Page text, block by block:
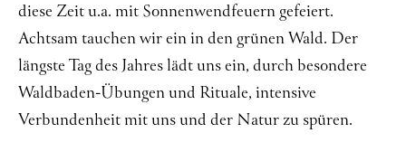
diese Zeit u.a. mit Sonnenwendfeuern gefeiert.
Achtsam tauchen wir ein in den grünen Wald. Der
längste Tag des Jahres lädt uns ein, durch besondere
Waldbaden-Übungen und Rituale, intensive
Verbundenheit mit uns und der Natur zu spüren.